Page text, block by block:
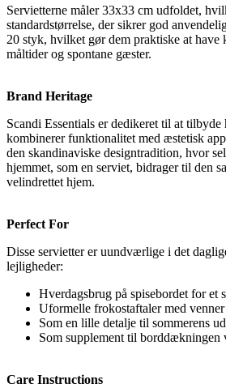
Servietterne måler 33x33 cm udfoldet,
standardstørrelse, der sikrer god
20 styk, hvilket gør dem praktiske at have
måltider og spontane gæster.
Brand Heritage
Scandi Essentials er dedikeret til at tilbyde
kombinerer funktionalitet med æstetisk
den skandinaviske designtradition, hvor
hjemmet, som en serviet, bidrager til den
velindrettet hjem.
Perfect For
Disse servietter er uundværlige i det
lejligheder:
Hverdagsbrug på spisebordet for et
Uformelle frokostaftaler med
Som en lille detalje til sommerens
Som supplement til borddækningen
Care Instructions